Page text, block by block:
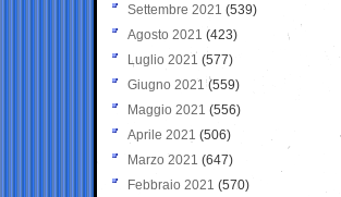
Settembre 2021 (539)
Agosto 2021 (423)
Luglio 2021 (577)
Giugno 2021(559)
Maggio 2021 (556)
Aprile 2021 (506)
Marzo 2021 (647)
Febbraio 2021 (570)